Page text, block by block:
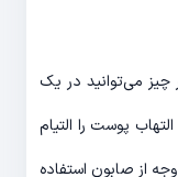
چیز می‌توانید در یک
پوست را التیام
از صابون استفاده